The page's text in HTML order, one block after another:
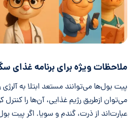
ملاحظات ویژه برای برنامه
پیت بول‌ها می‌توانند مستعد ابتلا به
می‌توان ازطریق رژیم غذایی، آن‌ها را کنترل
عبارت‌اند از ذرت، گندم و سویا. اگر پیت